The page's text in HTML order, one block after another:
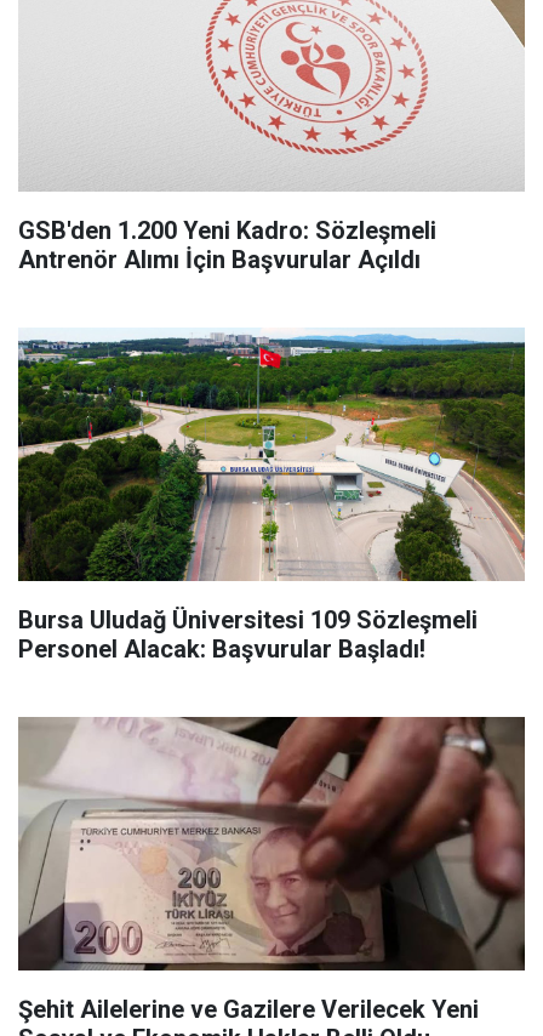
GSB'den 1.200 Yeni Kadro: Sözleşmeli
Antrenör Alımı İçin Başvurular Açıldı
Bursa Uludağ Üniversitesi 109 Sözleşmeli
Personel Alacak: Başvurular Başladı!
Şehit Ailelerine ve Gazilere Verilecek Yeni